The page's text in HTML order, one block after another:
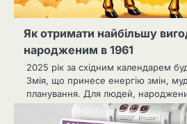
Як отримати найбільшу
народженим в 1961
2025 рік за східним календарем
Змія, що принесе енергію змін,
планування. Для людей,